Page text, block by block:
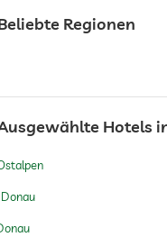
Regionen
Hotels